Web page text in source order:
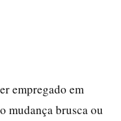
empregado em
mudança brusca ou